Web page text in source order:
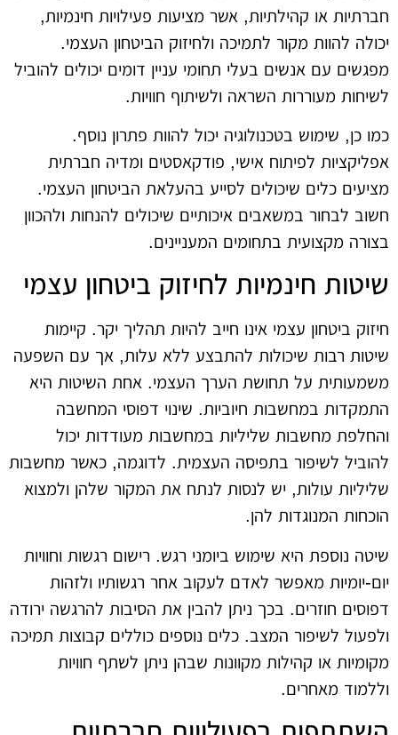
חברתיות או קהילתיות, אשר מציעות פעילויות חינמיות,
יכולה להוות מקור לתמיכה ולחיזוק הביטחון העצמי.
מפגשים עם אנשים בעלי תחומי עניין דומים יכולים להוביל
לשיחות מעוררות השראה ולשיתוף חוויות.
כמו כן, שימוש בטכנולוגיה יכול להוות פתרון נוסף.
אפליקציות לפיתוח אישי, פודקאסטים ומדיה חברתית
מציעים כלים שיכולים לסייע בהעלאת הביטחון העצמי.
חשוב לבחור במשאבים איכותיים שיכולים להנחות ולהכוון
בצורה מקצועית בתחומים המעניינים.
שיטות חינמיות לחיזוק ביטחון עצמי
חיזוק ביטחון עצמי אינו חייב להיות תהליך יקר. קיימות
שיטות רבות שיכולות להתבצע ללא עלות, אך עם השפעה
משמעותית על תחושת הערך העצמי. אחת השיטות היא
התמקדות במחשבות חיוביות. שינוי דפוסי המחשבה
והחלפת מחשבות שליליות במחשבות מעודדות יכול
להוביל לשיפור בתפיסה העצמית. לדוגמה, כאשר מחשבות
שליליות עולות, יש לנסות לנתח את המקור שלהן ולמצוא
הוכחות המנוגדות להן.
שיטה נוספת היא שימוש ביומני רגש. רישום רגשות וחוויות
יום-יומיות מאפשר לאדם לעקוב אחר רגשותיו ולזהות
דפוסים חוזרים. בכך ניתן להבין את הסיבות להרגשה ירודה
ולפעול לשיפור המצב. כלים נוספים כוללים קבוצות תמיכה
מקומיות או קהילות מקוונות שבהן ניתן לשתף חוויות
וללמוד מאחרים.